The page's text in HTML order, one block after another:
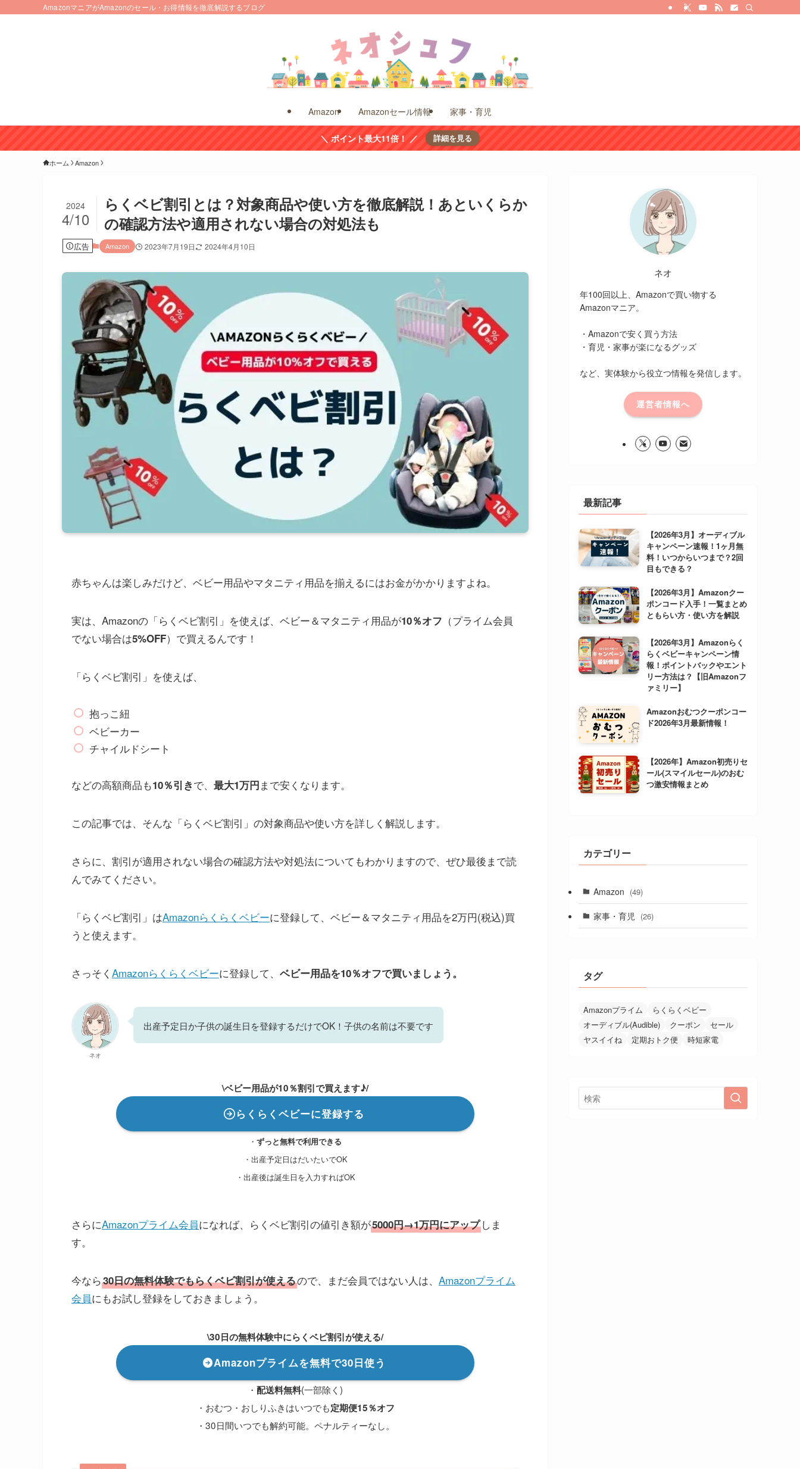
AmazonマニアがAmazonのセール・お得情報を徹底解説するブログ
Amazon Amazonセール情報 家事・育児
＼ ポイント最大11倍！ ／ 詳細を見る
ホーム Amazon
らくベビ割引とは？対象商品や使い方を徹底解説！あといくらか
の確認方法や適用されない場合の対処法も
2024
4/10
広告 Amazon 2023年7月19日 2024年4月10日
赤ちゃんは楽しみだけど、ベビー用品やマタニティ用品を揃えるにはお金がかかりますよね。
実は、Amazonの「らくベビ割引」を使えば、ベビー＆マタニティ用品が10％オフ （プライム会員
でない場合は5%OFF）で買えるんです！
「らくベビ割引」を使えば、
抱っこ紐
ベビーカー
チャイルドシート
などの高額商品も10％引きで、 最大1万円まで安くなります。
この記事では、そんな「らくベビ割引」の対象商品や使い方を詳しく解説します。
さらに、割引が適用されない場合の確認方法や対処法についてもわかりますので、ぜひ最後まで読
んでみてください。
「らくベビ割引」はAmazonらくらくベビーに登録して、ベビー＆マタニティ用品を2万円(税込)買
うと使えます。
さっそく Amazonらくらくベビーに登録して、 ベビー用品を10％オフで買いましょう。
ネオ
出産予定日か子供の誕生日を登録するだけでOK！子供の名前は不要です
\ベビー用品が10％割引で買えます♪/
らくらくベビーに登録する
・ ずっと無料で利用できる
・出産予定日はだいたいでOK
・出産後は誕生日を入力すればOK
さらにAmazonプライム会員になれば、らくベビ割引の値引き額が5000円→1万円にアップ しま
す。
今なら30日の無料体験でもらくベビ割引が使えるので、まだ会員ではない人は、 Amazonプライム
会員にもお試し登録をしておきましょう。
\30日の無料体験中にらくベビ割引が使える/
Amazonプライムを無料で30日使う
・ 配送料無料(一部除く)
・おむつ・おしりふきはいつでも定期便15％オフ
・30日間いつでも解約可能。ペナルティーなし。
ネオ
年100回以上、Amazonで買い物する
Amazonマニア。
・Amazonで安く買う方法
・育児・家事が楽になるグッズ
など、実体験から役立つ情報を発信します。
運営者情報へ
最新記事
【2026年3月】オーディブル
キャンペーン速報！1ヶ月無
料！いつからいつまで？2回
目もできる？
【2026年3月】Amazonクー
ポンコード入手！一覧まとめ
ともらい方・使い方を解説
【2026年3月】Amazonらく
らくベビーキャンペーン情
報！ポイントバックやエント
リー方法は？【旧Amazonフ
ァミリー】
Amazonおむつクーポンコー
ド2026年3月最新情報！
【2026年】Amazon初売りセ
ール(スマイルセール)のおむ
つ激安情報まとめ
カテゴリー
Amazon (49)
家事・育児 (26)
タグ
Amazonプライム
らくらくベビー
オーディブル(Audible)
クーポン
セール
ヤスイイね
定期おトク便 時短家電